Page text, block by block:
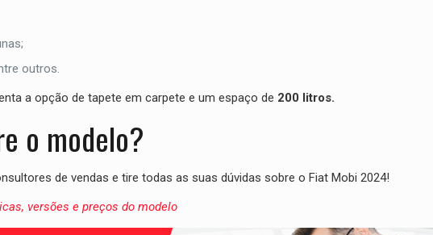
outros.
a opção de tapete em carpete e um espaço de 200 litros.
o modelo?
de vendas e tire todas as suas dúvidas sobre o Fiat Mobi 2024!
versões e preços do modelo